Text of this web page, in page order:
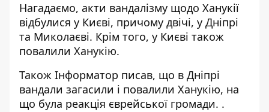
Нагадаємо, акти вандалізму щодо Ханукії
відбулися у Києві, причому двічі, у Дніпрі
та Миколаєві. Крім того, у Києві також
повалили Ханукію.
Також Інформатор писав, що в Дніпрі
вандали загасили і повалили Ханукію, на
що була реакція єврейської громади. .